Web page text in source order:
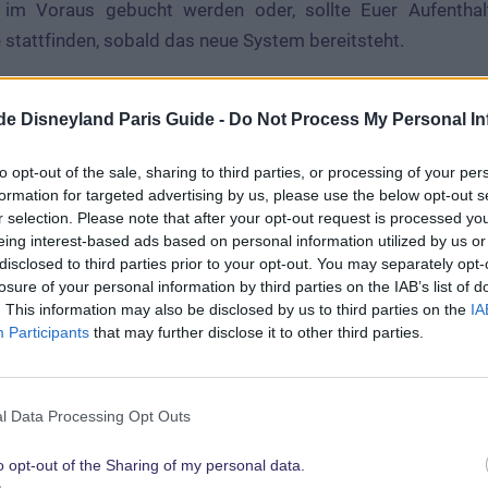
Disneyland Paris Guide - Do Not Process My Personal
opt-out of the sale, sharing to third parties, or processing of your
for targeted advertising by us, please use the below opt-out
selection. Please note that after your opt-out request is processed
interest-based ads based on personal information utilized by us
to third parties prior to your opt-out. You may separately
of your personal information by third parties on the IAB’s list of
This information may also be disclosed by us to third parties on the
Participants that may further disclose it to other third parties.
Data Processing Opt Outs
opt-out of the Sharing of my personal data.
Voraus gebucht werden oder, sollte Euer
stattfinden, sobald das neue System bereitsteht.
bis auf weiteres keineFastPass+Reservierungen
werden automatisch nach und nach
daher auch nicht möglich.
bei den Attraktionen einhalten zu können, arbeitet
einem Virtual Queuing System. Sobald